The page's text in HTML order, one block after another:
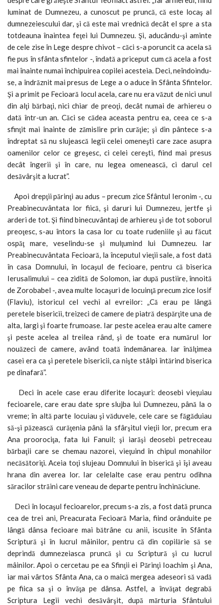
luminat de Dumnezeu, a cunoscut pe pruncă, că este locaş al
dumnezeiescului dar, şi că este mai vrednică decât el spre a sta
totdeauna înaintea feţei lui Dumnezeu. Şi, aducându-şi aminte
de cele zise în Lege despre chivot – căci s-a poruncit ca acela să
fie pus în sfânta sfintelor -, îndată a priceput cum că acela a fost
mai înainte numai închipuirea copilei acesteia. Deci, neîndoindu-
se, a îndrăznit mai presus de Lege a o aduce în Sfânta Sfintelor.
Şi a primit pe Fecioară locul acela, care nu era văzut de nici unul
din alţi bărbaţi, nici chiar de preoţi, decât numai de arhiereu o
dată într-un an. Căci se cădea aceasta pentru ea, ceea ce s-a
sfinţit mai înainte de zămislire prin curăţie; şi din pântece s-a
îndreptat să nu slujească legii celei omeneşti care zace asupra
oamenilor celor ce greşesc, ci celei cereşti, fiind mai presus
decât îngerii şi în care, nu legea omenească, ci darul cel
desăvârşit a lucrat”.
Apoi drepţii părinţi au adus – precum zice Sfântul Ieronim -, cu
Preabinecuvântata lor fiică, şi daruri lui Dumnezeu, jertfe şi
arderi de tot. Şi fiind binecuvântaţi de arhiereu şi de tot soborul
preoţesc, s-au întors la casa lor cu toate rudeniile şi au făcut
ospăţ mare, veselindu-se şi mulţumind lui Dumnezeu. Iar
Preabinecuvântata Fecioară, la începutul vieţii sale, a fost dată
în casa Domnului, în locaşul de fecioare, pentru că biserica
Ierusalimului – cea zidită de Solomon, iar după pustiire, înnoită
de Zorobabel -, avea multe locaşuri de locuinţă precum zice Iosif
(Flaviu), istoricul cel vechi al evreilor: „Că erau pe lângă
peretele bisericii, treizeci de camere de piatră despărţite una de
alta, largi şi foarte frumoase. Iar peste acelea erau alte camere
şi peste acelea al treilea rând, şi de toate era numărul lor
nouăzeci de camere, având toată îndemânarea. Iar înălţimea
casei era ca şi peretele bisericii, ca nişte stâlpi întărind biserica
pe dinafară”.
Deci în acele case erau diferite locaşuri: deosebi vieţuiau
fecioarele, care erau date spre slujba lui Dumnezeu, până la o
vreme; în altă parte locuiau şi văduvele, cele care se făgăduiau
să-şi păzească curăţenia până la sfârşitul vieţii lor, precum era
Ana proorociţa, fata lui Fanuil; şi iarăşi deosebi petreceau
bărbaţii care se chemau nazorei, vieţuind în chipul monahilor
necăsătoriţi. Aceia toţi slujeau Domnului în biserică şi îşi aveau
hrana din averea lor. Iar celelalte case erau pentru odihna
săracilor străini care veneau de departe pentru închinăciune.
Deci în locaşul fecioarelor, precum s-a zis, a fost dată prunca
cea de trei ani, Preacurata Fecioară Maria, fiind orânduite pe
lângă dânsa fecioare mai bătrâne cu anii, iscusite în Sfânta
Scriptură şi în lucrul mâinilor, pentru că din copilărie să se
deprindă dumnezeiasca pruncă şi cu Scriptură şi cu lucrul
mâinilor. Apoi o cercetau pe ea Sfinţii ei Părinţi Ioachim şi Ana,
iar mai vârtos Sfânta Ana, ca o maică mergea adeseori să vadă
pe fiica sa şi o învăţa pe dânsa. Astfel, a învăţat degrabă
Scriptura Legii vechi desăvârşit, după mărturia Sfântului